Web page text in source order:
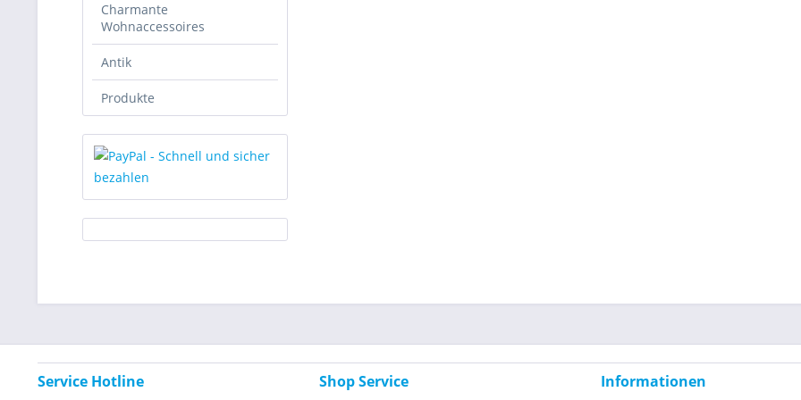
Charmante
Wohnaccessoires
Antik
Produkte
Service Hotline Shop Service Informationen